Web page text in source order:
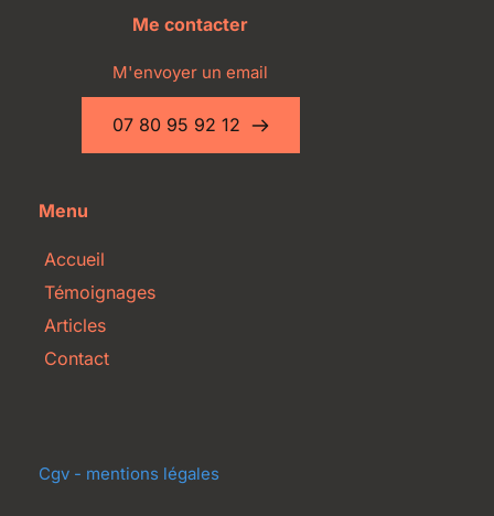
Me contacter
M'envoyer un email
07 80 95 92 12
Menu
Accueil
Témoignages
Articles
Contact
Cgv - mentions légales